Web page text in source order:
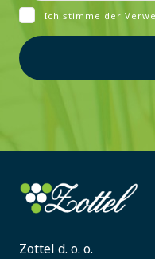
Ich stimme der
Zottel d. o. o.